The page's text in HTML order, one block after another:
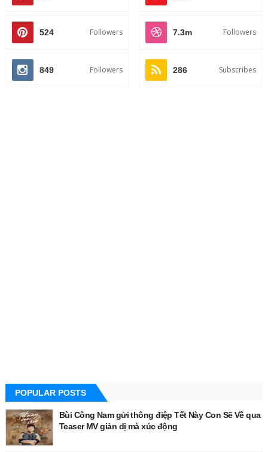
524 Followers 7.3m Followers
849 Followers 286 Subscribes
POPULAR POSTS
Bùi Công Nam gửi thông điệp Tết Này Con Sẽ Về qua
Teaser MV giản dị mà xúc động